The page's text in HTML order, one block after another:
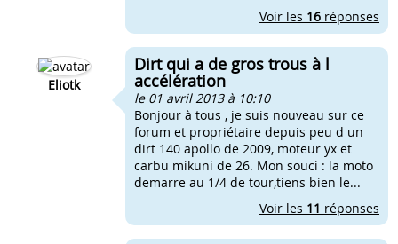
Voir les 16 réponses
Eliotk
Dirt qui a de gros trous à l
accélération
le 01 avril 2013 à 10:10
Bonjour à tous , je suis nouveau sur ce
forum et propriétaire depuis peu d un
dirt 140 apollo de 2009, moteur yx et
carbu mikuni de 26. Mon souci : la moto
demarre au 1/4 de tour,tiens bien le...
Voir les 11 réponses